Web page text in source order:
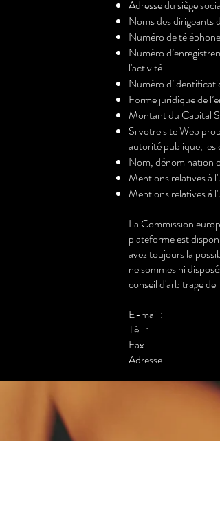
Adresse du siège
Noms des dirigeants
Numéro de
Numéro
l'activité
Numéro
Forme juridique de
Montant du Capital
Si votre site Web
autorité publique,
Nom, dénomination
Mentions relatives à
Mentions relatives à
La Commission
plateforme est
avez toujours la
ne sommes ni
conseil d'arbitrage de
E-mail :
Tél. :
Fax :
Adresse :